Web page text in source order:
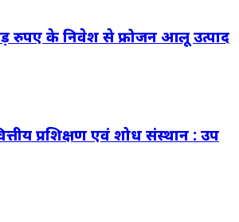
रुपए के निवेश से फ्रोजन आलू उत्पाद
प्रशिक्षण एवं शोध संस्थान : उप